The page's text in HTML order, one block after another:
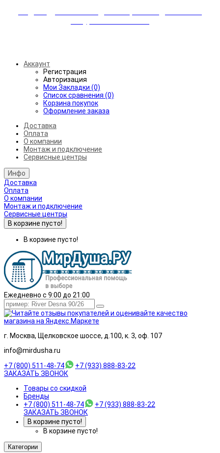
Аккаунт
Регистрация
Авторизация
Мои Закладки (0)
Список сравнения (0)
Корзина покупок
Оформление заказа
Доставка
Оплата
О компании
Монтаж и подключение
Сервисные центры
Инфо
Доставка
Оплата
О компании
Монтаж и подключение
Сервисные центры
В корзине пусто!
В корзине пусто!
Ежедневно с 9:00 до 21:00
г. Москва, Щелковское шоссе, д.100, к. 3, оф. 107
info@mirdusha.ru
+7 (800) 511-48-74
+7 (933) 888-83-22
ЗАКАЗАТЬ ЗВОНОК
Товары со скидкой
Бренды
+7 (800) 511-48-74
+7 (933) 888-83-22
ЗАКАЗАТЬ ЗВОНОК
В корзине пусто!
В корзине пусто!
Категории